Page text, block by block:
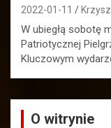
2022-01-11
W ubiegłą sobotę
Patriotycznej
Kluczowym
O witrynie